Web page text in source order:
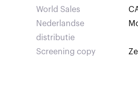
World Sales
Nederlandse
distributie
Screening copy